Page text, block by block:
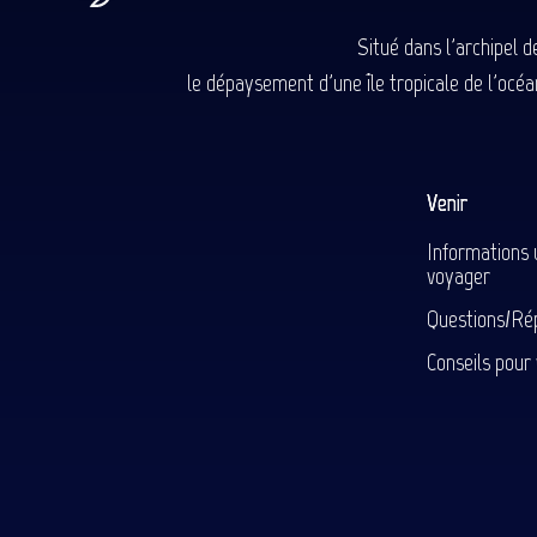
Situé dans l'archipel
le dépaysement d'une île tropicale de
Venir
Informations
voyager
Questions/
Conseils